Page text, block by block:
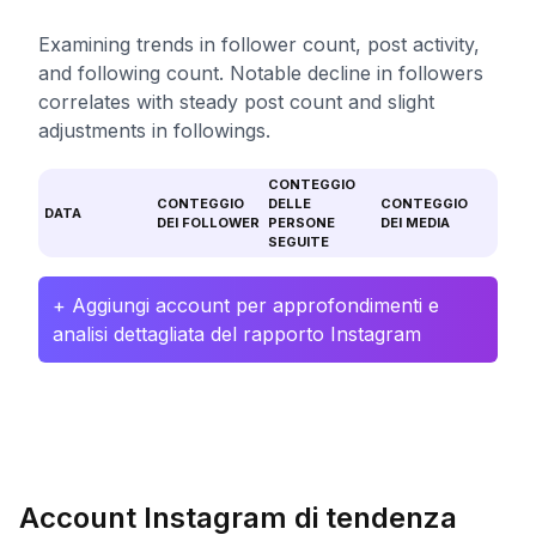
Examining trends in follower count, post activity,
and following count. Notable decline in followers
correlates with steady post count and slight
adjustments in followings.
DATA
CONTEGGIO
DEI FOLLOWER
CONTEGGIO
DELLE
PERSONE
SEGUITE
CONTEGGIO
DEI MEDIA
+ Aggiungi account per approfondimenti e
analisi dettagliata del rapporto Instagram
Account Instagram di tendenza